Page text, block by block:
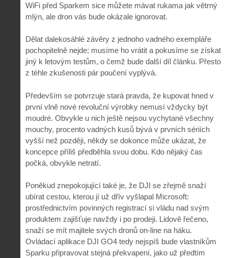
WiFi před Sparkem sice můžete mávat rukama jak větrný
mlýn, ale dron vás bude okázale ignorovat.
Dělat dalekosáhlé závěry z jednoho vadného exempláře
pochopitelně nejde; musíme ho vrátit a pokusíme se získat
jiný k letovým testům, o čemž bude další díl článku. Přesto
z téhle zkušenosti pár poučení vyplývá.
Především se potvrzuje stará pravda, že kupovat hned v
první vlně nové revoluční výrobky nemusí vždycky být
moudré. Obvykle u nich ještě nejsou vychytané všechny
mouchy, procento vadných kusů bývá v prvních sériích
vyšší než později, někdy se dokonce může ukázat, že
koncepce příliš předběhla svou dobu. Kdo nějaký čas
počká, obvykle netratí.
Poněkud znepokojující také je, že DJI se zřejmě snaží
ubírat cestou, kterou jí už dřív vyšlapal Microsoft:
prostřednictvím povinných registrací si vládu nad svým
produktem zajišťuje navždy i po prodeji. Lidově řečeno,
snaží se mít majitele svých dronů on-line na háku.
Ovládací aplikace DJI GO4 tedy nejspíš bude vlastníkům
Sparku připravovat stejná překvapení, jako už předtím